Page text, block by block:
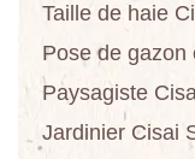
Taille de haie
Pose de gazon
Paysagiste
Jardinier Cisai